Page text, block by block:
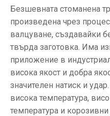
Безшевната стоманена
произведена чрез
валцуване, създавайки
твърда заготовка. Има
приложение в
висока якост и добра
значителен натиск и
висока температура,
температура и